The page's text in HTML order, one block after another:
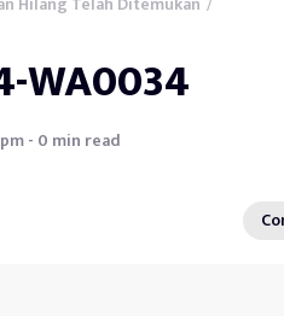
WA0034
pm - 0 min read